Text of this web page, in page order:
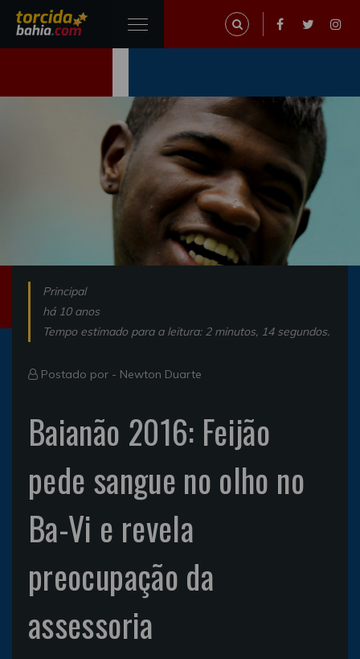
Principal
há 10 anos
Tempo estimado para a leitura: 2 minutos, 14 segundos.
Postado por - Newton Duarte
Baianão 2016: Feijão
pede sangue no olho no
Ba-Vi e revela
preocupação da
assessoria